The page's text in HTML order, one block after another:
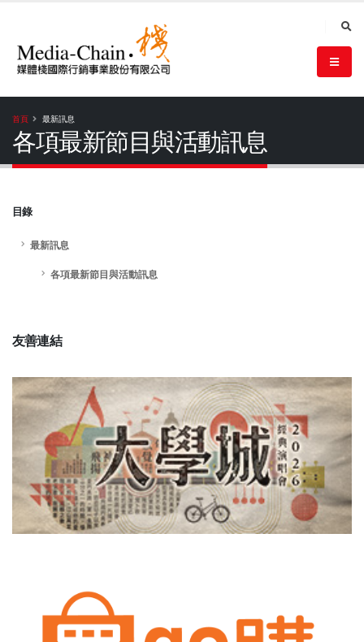
首頁 最新訊息
各項最新節目與活動訊息
目錄
最新訊息
各項最新節目與活動訊息
友善連結